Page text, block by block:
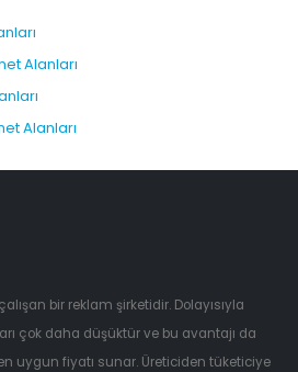
Alanları
Alanları
bir reklam şirketidir. Dolayısıyla
çok daha düşüktür ve bu avantajı da
uygun fiyatı sunar. Üreticiden tüketiciye